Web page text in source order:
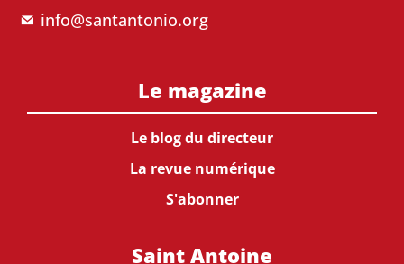
info@santantonio.org
Le magazine
Le blog du directeur
La revue numérique
S'abonner
Saint Antoine